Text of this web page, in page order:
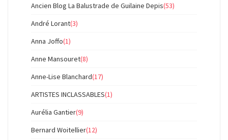
Ancien Blog La Balustrade de Guilaine Depis(53)
André Lorant(3)
Anna Joffo(1)
Anne Mansouret(8)
Anne-Lise Blanchard(17)
ARTISTES INCLASSABLES(1)
Aurélia Gantier(9)
Bernard Woitellier(12)